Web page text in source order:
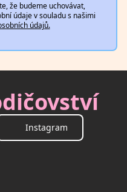
že budeme uchovávat,
údaje v souladu s našimi
údajů.
Instagram